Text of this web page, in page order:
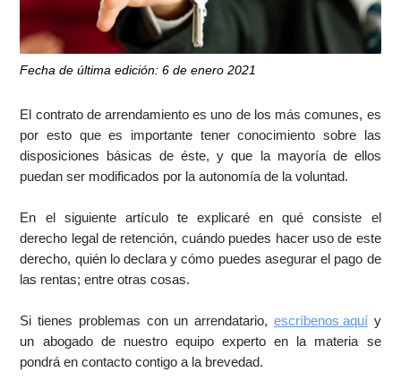
Fecha de última edición: 6 de enero 2021
El contrato de arrendamiento es uno de los más comunes, es
por esto que es importante tener conocimiento sobre las
disposiciones básicas de éste, y que la mayoría de ellos
puedan ser modificados por la autonomía de la voluntad.
En el siguiente artículo te explicaré en qué consiste el
derecho legal de retención, cuándo puedes hacer uso de este
derecho, quién lo declara y cómo puedes asegurar el pago de
las rentas; entre otras cosas.
Si tienes problemas con un arrendatario, escríbenos aquíy
un abogado de nuestro equipo experto en la materia se
pondrá en contacto contigo a la brevedad.